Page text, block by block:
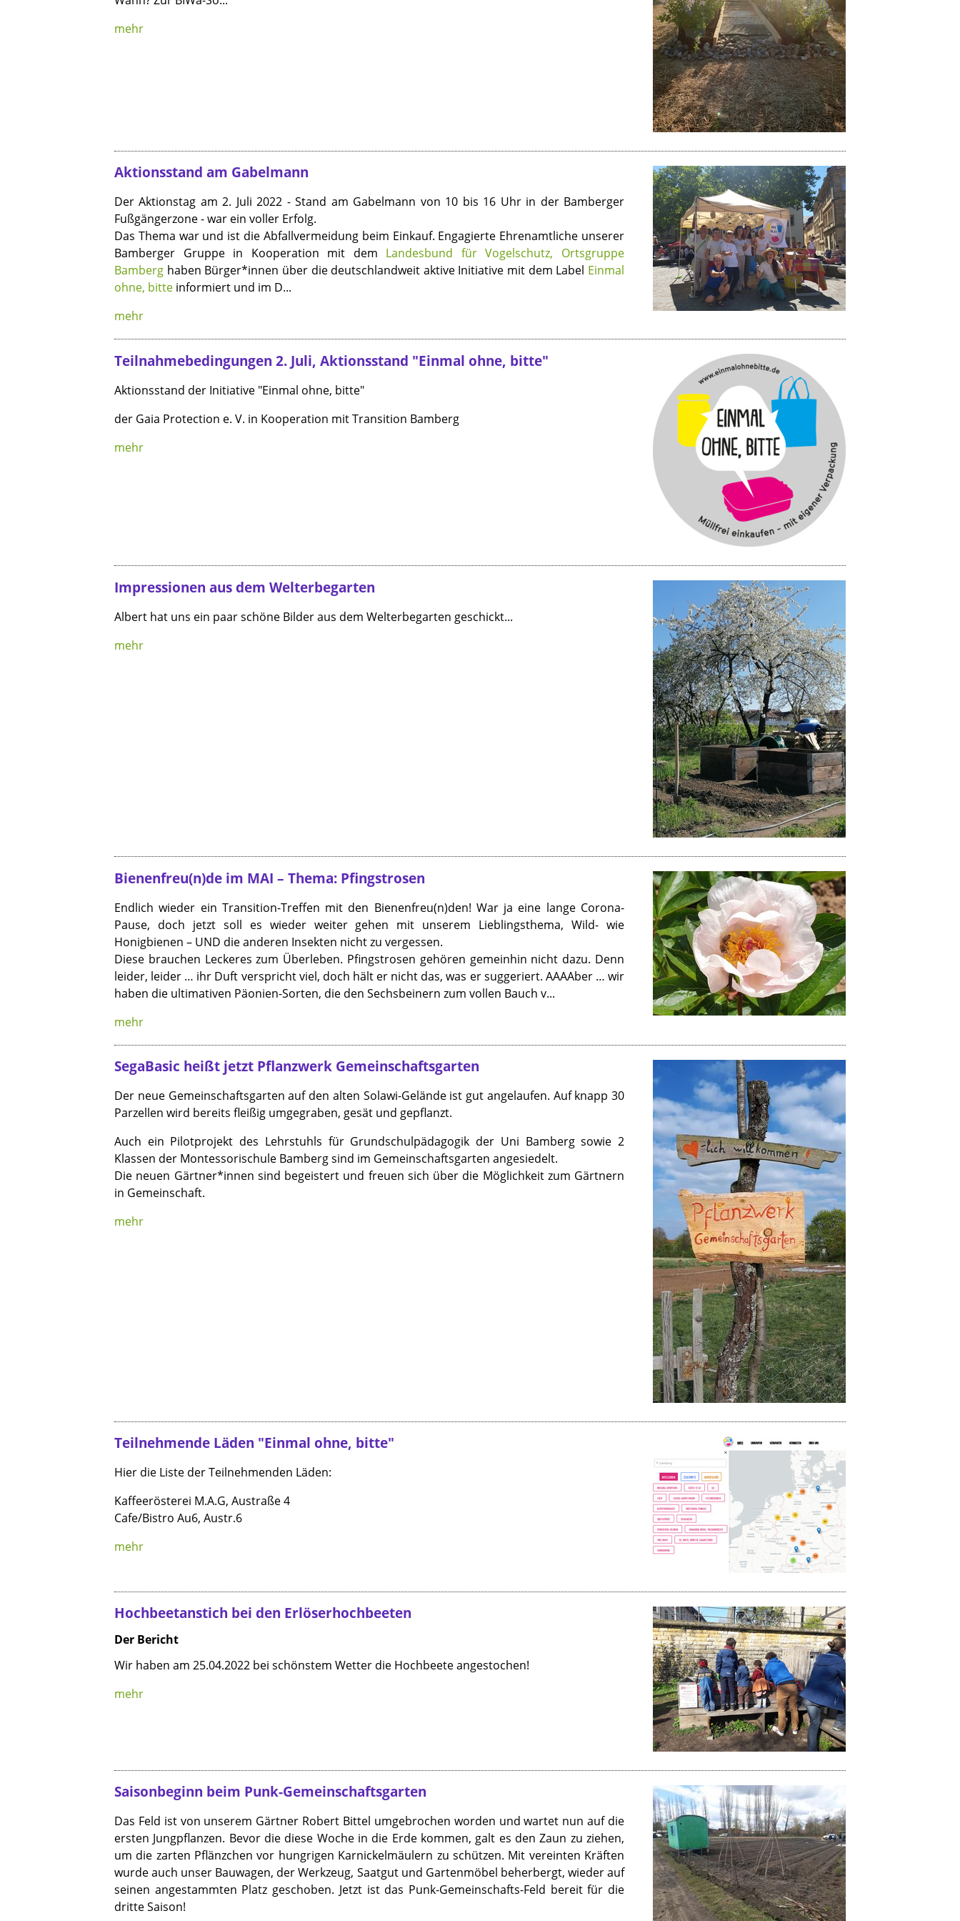
mehr
Aktionsstand am Gabelmann
Der Aktionstag am 2. Juli 2022 - Stand am Gabelmann von 10 bis 16 Uhr in der Bamberger
Fußgängerzone - war ein voller Erfolg.
Das Thema war und ist die Abfallvermeidung beim Einkauf. Engagierte Ehrenamtliche unserer
Bamberger Gruppe in Kooperation mit dem Landesbund für Vogelschutz, Ortsgruppe
Bamberg haben Bürger*innen über die deutschlandweit aktive Initiative mit dem Label Einmal
ohne, bitte informiert und im D...
mehr
Teilnahmebedingungen 2. Juli, Aktionsstand "Einmal ohne, bitte"
Aktionsstand der Initiative "Einmal ohne, bitte"
der Gaia Protection e. V. in Kooperation mit Transition Bamberg
mehr
Impressionen aus dem Welterbegarten
Albert hat uns ein paar schöne Bilder aus dem Welterbegarten geschickt...
mehr
Bienenfreu(n)de im MAI – Thema: Pfingstrosen
Endlich wieder ein Transition-Treffen mit den Bienenfreu(n)den! War ja eine lange Corona-
Pause, doch jetzt soll es wieder weiter gehen mit unserem Lieblingsthema, Wild- wie
Honigbienen – UND die anderen Insekten nicht zu vergessen.
Diese brauchen Leckeres zum Überleben. Pfingstrosen gehören gemeinhin nicht dazu. Denn
leider, leider … ihr Duft verspricht viel, doch hält er nicht das, was er suggeriert. AAAAber … wir
haben die ultimativen Päonien-Sorten, die den Sechsbeinern zum vollen Bauch v...
mehr
SegaBasic heißt jetzt Pflanzwerk Gemeinschaftsgarten
Der neue Gemeinschaftsgarten auf den alten Solawi-Gelände ist gut angelaufen. Auf knapp 30
Parzellen wird bereits fleißig umgegraben, gesät und gepflanzt.
Auch ein Pilotprojekt des Lehrstuhls für Grundschulpädagogik der Uni Bamberg sowie 2
Klassen der Montessorischule Bamberg sind im Gemeinschaftsgarten angesiedelt.
Die neuen Gärtner*innen sind begeistert und freuen sich über die Möglichkeit zum Gärtnern
in Gemeinschaft.
mehr
Teilnehmende Läden "Einmal ohne, bitte"
Hier die Liste der Teilnehmenden Läden:
Kaffeerösterei M.A.G, Austraße 4
Cafe/Bistro Au6, Austr.6
mehr
Hochbeetanstich bei den Erlöserhochbeeten
Der Bericht
Wir haben am 25.04.2022 bei schönstem Wetter die Hochbeete angestochen!
mehr
Saisonbeginn beim Punk-Gemeinschaftsgarten
Das Feld ist von unserem Gärtner Robert Bittel umgebrochen worden und wartet nun auf die
ersten Jungpflanzen. Bevor die diese Woche in die Erde kommen, galt es den Zaun zu ziehen,
um die zarten Pflänzchen vor hungrigen Karnickelmäulern zu schützen. Mit vereinten Kräften
wurde auch unser Bauwagen, der Werkzeug, Saatgut und Gartenmöbel beherbergt, wieder auf
seinen angestammten Platz geschoben. Jetzt ist das Punk-Gemeinschafts-Feld bereit für die
dritte Saison!